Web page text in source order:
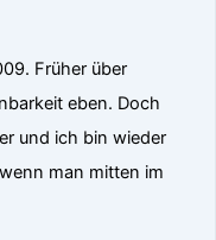
Früher über
eben. Doch
und ich bin wieder
man mitten im